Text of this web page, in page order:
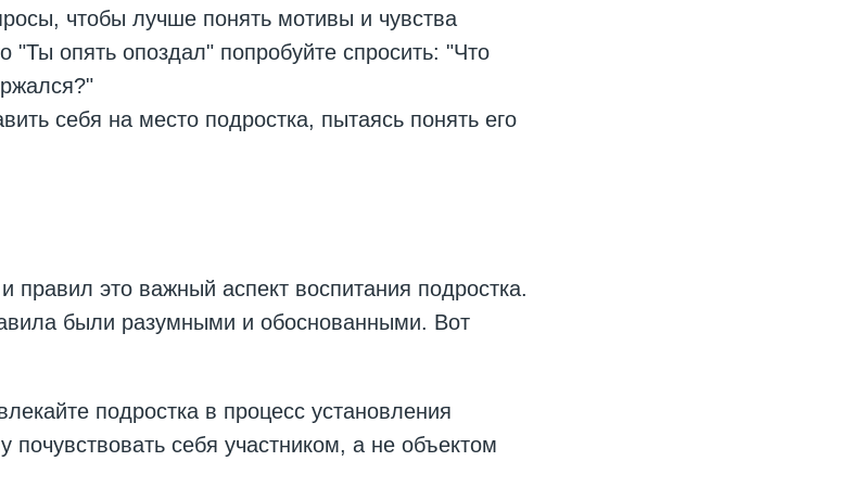
чтобы лучше понять мотивы и чувства
"Ты опять опоздал" попробуйте спросить: "Что
себя на место подростка, пытаясь понять его
правил это важный аспект воспитания подростка.
были разумными и обоснованными. Вот
подростка в процесс установления
себя участником, а не объектом